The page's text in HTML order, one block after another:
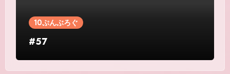
10ぷんぶろぐ
#57